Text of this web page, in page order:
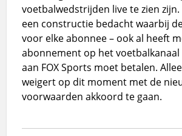
voetbalwedstrijden live te zien
een constructie bedacht waarbij
voor elke abonnee – ook al heeft
abonnement op het
aan FOX Sports moet betalen.
weigert op dit moment met de
voorwaarden akkoord te gaan.